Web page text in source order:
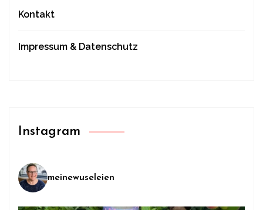
Kontakt
Impressum & Datenschutz
Instagram
meinewuseleien